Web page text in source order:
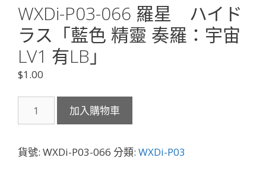
WXDi-P03-066 羅星 ハイド
ラス「藍色 精靈 奏羅：宇宙
LV1 有LB」
$1.00
P03-
羅
加入購物車
貨號: WXDi-P03-066 分類: WXDi-P03